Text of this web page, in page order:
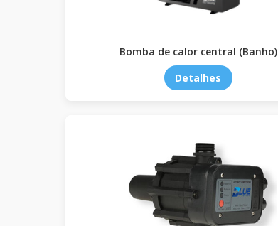
Bomba de calor central (Banho)
Detalhes